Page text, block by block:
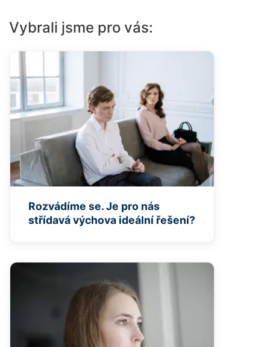
Vybrali jsme pro vás:
Rozvádíme se. Je pro nás
střídavá výchova ideální řešení?